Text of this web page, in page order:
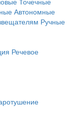
Автономные
Ручные
Речевое